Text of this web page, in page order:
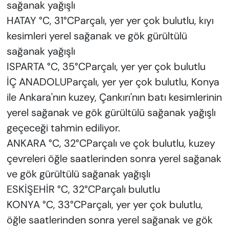
sağanak yağışlı
HATAY °C, 31°CParçalı, yer yer çok bulutlu, kıyı
kesimleri yerel sağanak ve gök gürültülü
sağanak yağışlı
ISPARTA °C, 35°CParçalı, yer yer çok bulutlu
İÇ ANADOLUParçalı, yer yer çok bulutlu, Konya
ile Ankara'nın kuzey, Çankırı'nın batı kesimlerinin
yerel sağanak ve gök gürültülü sağanak yağışlı
geçeceği tahmin ediliyor.
ANKARA °C, 32°CParçalı ve çok bulutlu, kuzey
çevreleri öğle saatlerinden sonra yerel sağanak
ve gök gürültülü sağanak yağışlı
ESKİŞEHİR °C, 32°CParçalı bulutlu
KONYA °C, 33°CParçalı, yer yer çok bulutlu,
öğle saatlerinden sonra yerel sağanak ve gök